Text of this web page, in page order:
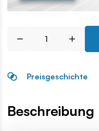
Preisgeschichte
Beschreibung